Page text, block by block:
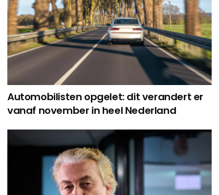
Automobilisten opgelet: dit verandert er
vanaf november in heel Nederland